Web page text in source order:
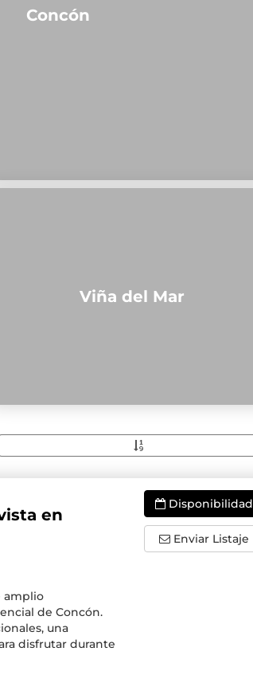
Concón
Viña del Mar
en
amplio
de Concón.
una
disfrutar durante
Disponibilidad
Enviar Listaje